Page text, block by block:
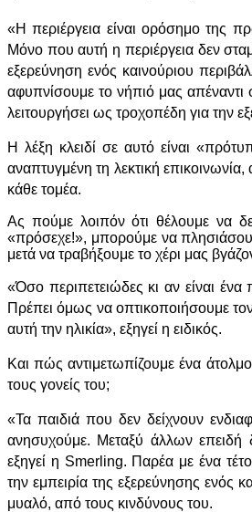
«Η περιέργεια είναι ορόσημο της
Μόνο που αυτή η περιέργεια δεν
εξερεύνηση ενός καινούριου
αφυπνίσουμε το νήπιό μας
λειτουργήσει ως τροχοπέδη για την
Η λέξη κλειδί σε αυτό είναι
αναπτυγμένη τη λεκτική
κάθε τομέα.
Ας πούμε λοιπόν ότι θέλουμε να
«πρόσεχε!», μπορούμε να
μετά να τραβήξουμε το χέρι μας
«Όσο περιπετειώδες κι αν είναι ένα
Πρέπει όμως να οπτικοποιήσουμε τον
αυτή την ηλικία», εξηγεί η ειδικός.
Και πώς αντιμετωπίζουμε ένα
τους γονείς του;
«Τα παιδιά που δεν δείχνουν
ανησυχούμε. Μεταξύ άλλων επειδή
εξηγεί η Smerling. Παρέα με ένα
την εμπειρία της εξερεύνησης ενός
μυαλό, από τους κινδύνους του.